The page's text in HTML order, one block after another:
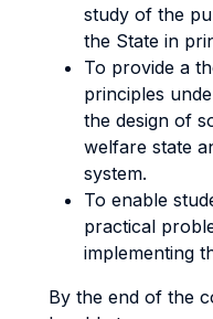
study of the
the State in
To provide a
principles
the design of
welfare state
system.
To enable
practical
implementing
By the end of the